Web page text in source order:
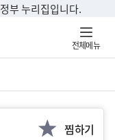
부 누리집입니다.
전체메뉴
찜하기